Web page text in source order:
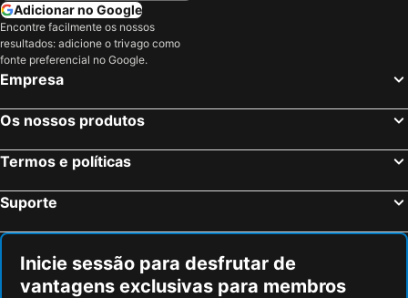
Adicionar no Google
Encontre facilmente os nossos
resultados: adicione o trivago como
fonte preferencial no Google.
Empresa
Os nossos produtos
Termos e políticas
Suporte
Inicie sessão para desfrutar de
vantagens exclusivas para membros